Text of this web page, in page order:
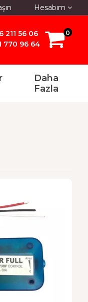
Hesabım
211 56 06
770 96 64
0
Daha
Fazla